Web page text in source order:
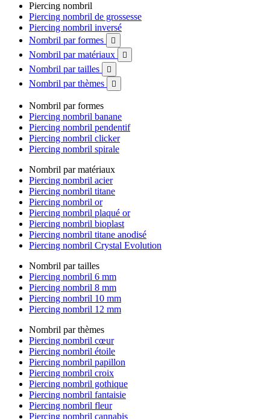
Piercing nombril
Piercing nombril de grossesse
Piercing nombril inversé
Nombril par formes

Nombril par matériaux 
Nombril par tailles 
Nombril par thèmes 
Nombril par formes
Piercing nombril banane
Piercing nombril pendentif
Piercing nombril clicker
Piercing nombril spirale
Nombril par matériaux
Piercing nombril acier
Piercing nombril titane
Piercing nombril or
Piercing nombril plaqué or
Piercing nombril bioplast
Piercing nombril titane anodisé
Piercing nombril Crystal Evolution
Nombril par tailles
Piercing nombril 6 mm
Piercing nombril 8 mm
Piercing nombril 10 mm
Piercing nombril 12 mm
Nombril par thèmes
Piercing nombril cœur
Piercing nombril étoile
Piercing nombril papillon
Piercing nombril croix
Piercing nombril gothique
Piercing nombril fantaisie
Piercing nombril fleur
Piercing nombril cannabis